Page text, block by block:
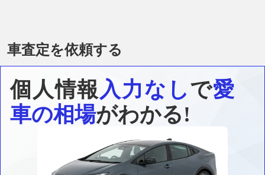
車査定を依頼する
個人情報入力なしで愛
車の相場がわかる!